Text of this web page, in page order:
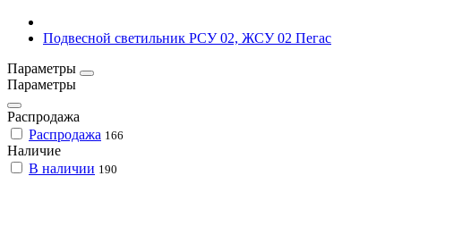
Подвесной светильник РСУ 02, ЖСУ 02 Пегас
Параметры
Параметры
Распродажа
Распродажа 166
Наличие
В наличии 190